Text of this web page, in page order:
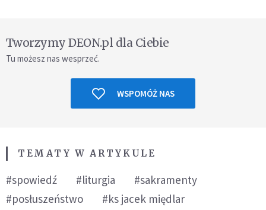
Tworzymy DEON.pl dla Ciebie
Tu możesz nas wesprzeć.
WSPOMÓŻ NAS
TEMATY W ARTYKULE
#spowiedź #liturgia
#sakramenty
#posłuszeństwo
#ks jacek międlar